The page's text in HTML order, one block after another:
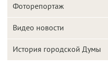
Фоторепортаж
Видео новости
История городской Думы